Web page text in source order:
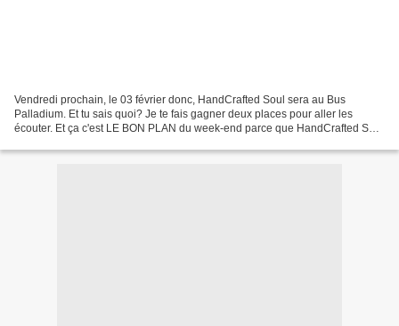
Vendredi prochain, le 03 février donc, HandCrafted Soul sera au Bus
Palladium. Et tu sais quoi? Je te fais gagner deux places pour aller les
écouter. Et ça c'est LE BON PLAN du week-end parce que HandCrafted Soul